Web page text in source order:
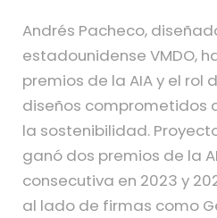
Andrés Pacheco,
estadounidense VMDO,
premios de la AIA y el rol
diseños comprometidos
la sostenibilidad.
ganó dos premios de la
consecutiva en 2023 y
al lado de firmas como